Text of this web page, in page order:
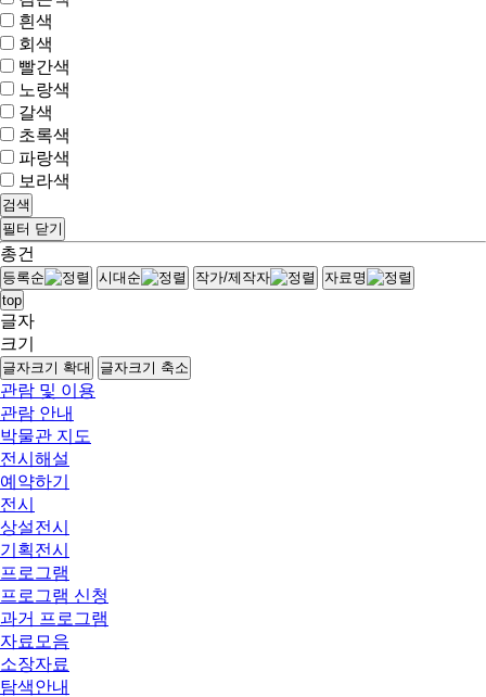
흰색
회색
빨간색
노랑색
갈색
초록색
파랑색
보라색
검색
필터 닫기
총건
등록순 시대순 작가/제작자
자료명
top
글자
크기
글자크기 확대 글자크기 축소
관람 및 이용
관람 안내
박물관 지도
전시해설
예약하기
전시
상설전시
기획전시
프로그램
프로그램 신청
과거 프로그램
자료모음
소장자료
탐색안내